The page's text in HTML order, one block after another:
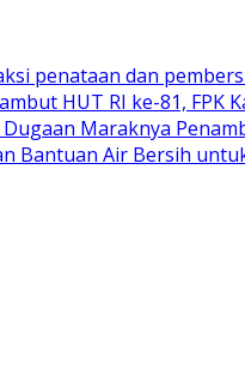
penataan dan
HUT RI ke-81, FPK
Maraknya
Bantuan Air Bersih